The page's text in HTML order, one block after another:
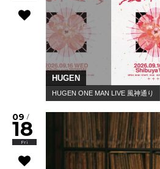
HUGEN
HUGEN ONE MAN LIVE 風神通り
09 /
18
Fri